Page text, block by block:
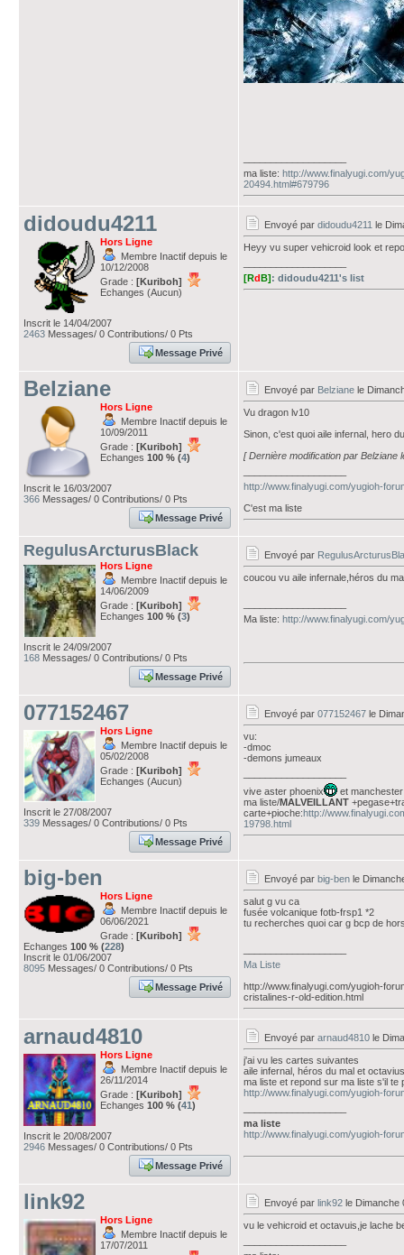
ma liste: http://www.finalyugi.com/
20494.html#679796
didoudu4211
Hors Ligne
Membre Inactif depuis le
10/12/2008
Grade : [Kuriboh]
Echanges (Aucun)
Inscrit le 14/04/2007
2463 Messages/ 0 Contributions/ 0 Pts
Message Privé
Envoyé par didoudu4211 le
Heyy vu super vehicroid look et
[RdB]: didoudu4211's list
Belziane
Hors Ligne
Membre Inactif depuis le
10/09/2011
Grade : [Kuriboh]
Echanges 100 % (4)
Inscrit le 16/03/2007
366 Messages/ 0 Contributions/ 0 Pts
Message Privé
Envoyé par Belziane le
Vu dragon lv10
Sinon, c'est quoi aile infernal, hero
[ Dernière modification par Belziane
http://www.finalyugi.com/yugioh-
C'est ma liste
RegulusArcturusBlack
Hors Ligne
Membre Inactif depuis le
14/06/2009
Grade : [Kuriboh]
Echanges 100 % (3)
Inscrit le 24/09/2007
168 Messages/ 0 Contributions/ 0 Pts
Message Privé
Envoyé par
coucou vu aile infernale,héros du
Ma liste: http://www.finalyugi.com/
077152467
Hors Ligne
Membre Inactif depuis le
05/02/2008
Grade : [Kuriboh]
Echanges (Aucun)
Inscrit le 27/08/2007
339 Messages/ 0 Contributions/ 0 Pts
Message Privé
Envoyé par 077152467 le
vu:
-dmoc
-demons jumeaux
vive aster phoenix
et
ma liste/MALVEILLANT
carte+pioche:http://
19798.html
big-ben
Hors Ligne
Membre Inactif depuis le
06/06/2021
Grade : [Kuriboh]
Echanges 100 % (228)
Inscrit le 01/06/2007
8095 Messages/ 0 Contributions/ 0 Pts
Message Privé
Envoyé par big-ben le
salut g vu ca
fusée volcanique fotb-frsp1 *2
tu recherches quoi car g bcp de
Ma Liste
http://www.finalyugi.com/yugioh-
cristalines-r-old-edition.html
arnaud4810
Hors Ligne
Membre Inactif depuis le
26/11/2014
Grade : [Kuriboh]
Echanges 100 % (41)
Inscrit le 20/08/2007
2946 Messages/ 0 Contributions/ 0 Pts
Message Privé
Envoyé par arnaud4810 le
j'ai vu les cartes suivantes
aile infernal, héros du mal et octavius
ma liste et repond sur ma liste s'il te
http://www.finalyugi.com/yugioh-
ma liste
http://www.finalyugi.com/yugioh-
link92
Hors Ligne
Membre Inactif depuis le
17/07/2011
Envoyé par link92 le Dimanche
vu le vehicroid et octavuis,je lache